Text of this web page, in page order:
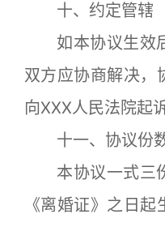
十、约定管辖
如本协议生效后
双方应协商解决，
向XXX人民法院起诉
十一、协议份
本协议一式三
《离婚证》之日